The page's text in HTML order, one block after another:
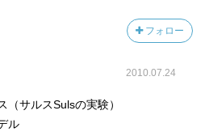
フォロー
2010.07.24
（サルスSulsの実験）
ル